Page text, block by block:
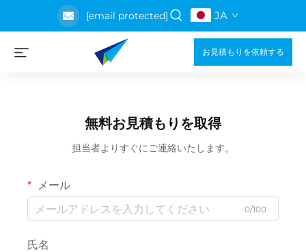
[email protected] JA
お見積もりを依頼する
無料お見積もりを取得
担当者よりすぐにご連絡いたします。
メール
0/100
氏名